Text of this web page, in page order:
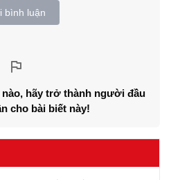
bình luận
hãy trở thành người đầu
cho bài biết này!